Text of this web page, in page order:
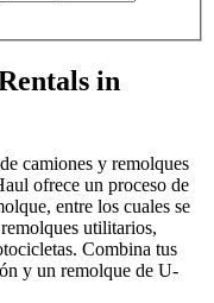
in
camiones y remolques
ofrece un proceso de
entre los cuales se
utilitarios,
Combina tus
y un remolque de U-